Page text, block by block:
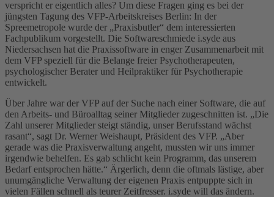
verspricht er eigentlich alles? Um diese Fragen ging es bei der
jüngsten Tagung des VFP-Arbeitskreises Berlin: In der
Spreemetropole wurde der „Praxisbutler“ dem interessierten
Fachpublikum vorgestellt. Die Softwareschmiede i.syde aus
Niedersachsen hat die Praxissoftware in enger Zusammenarbeit mit
dem VFP speziell für die Belange freier Psychotherapeuten,
psychologischer Berater und Heilpraktiker für Psychotherapie
entwickelt.
Über Jahre war der VFP auf der Suche nach einer Software, die auf
den Arbeits- und Büroalltag seiner Mitglieder zugeschnitten ist. „Die
Zahl unserer Mitglieder steigt ständig, unser Berufsstand wächst
rasant“, sagt Dr. Werner Weishaupt, Präsident des VFP. „Aber
gerade was die Praxisverwaltung angeht, mussten wir uns immer
irgendwie behelfen. Es gab schlicht kein Programm, das unserem
Bedarf entsprochen hätte.“ Ärgerlich, denn die oftmals lästige, aber
unumgängliche Verwaltung der eigenen Praxis entpuppte sich in
vielen Fällen schnell als teurer Zeitfresser. i.syde will das ändern.